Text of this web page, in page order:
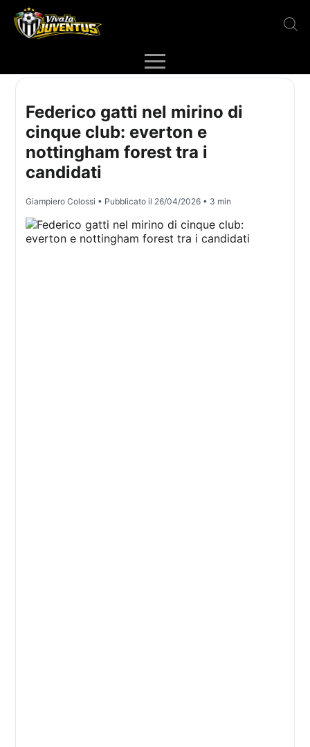
Federico gatti nel mirino di
cinque club: everton e
nottingham forest tra i
candidati
Giampiero Colossi • Pubblicato il 26/04/2026 • 3 min